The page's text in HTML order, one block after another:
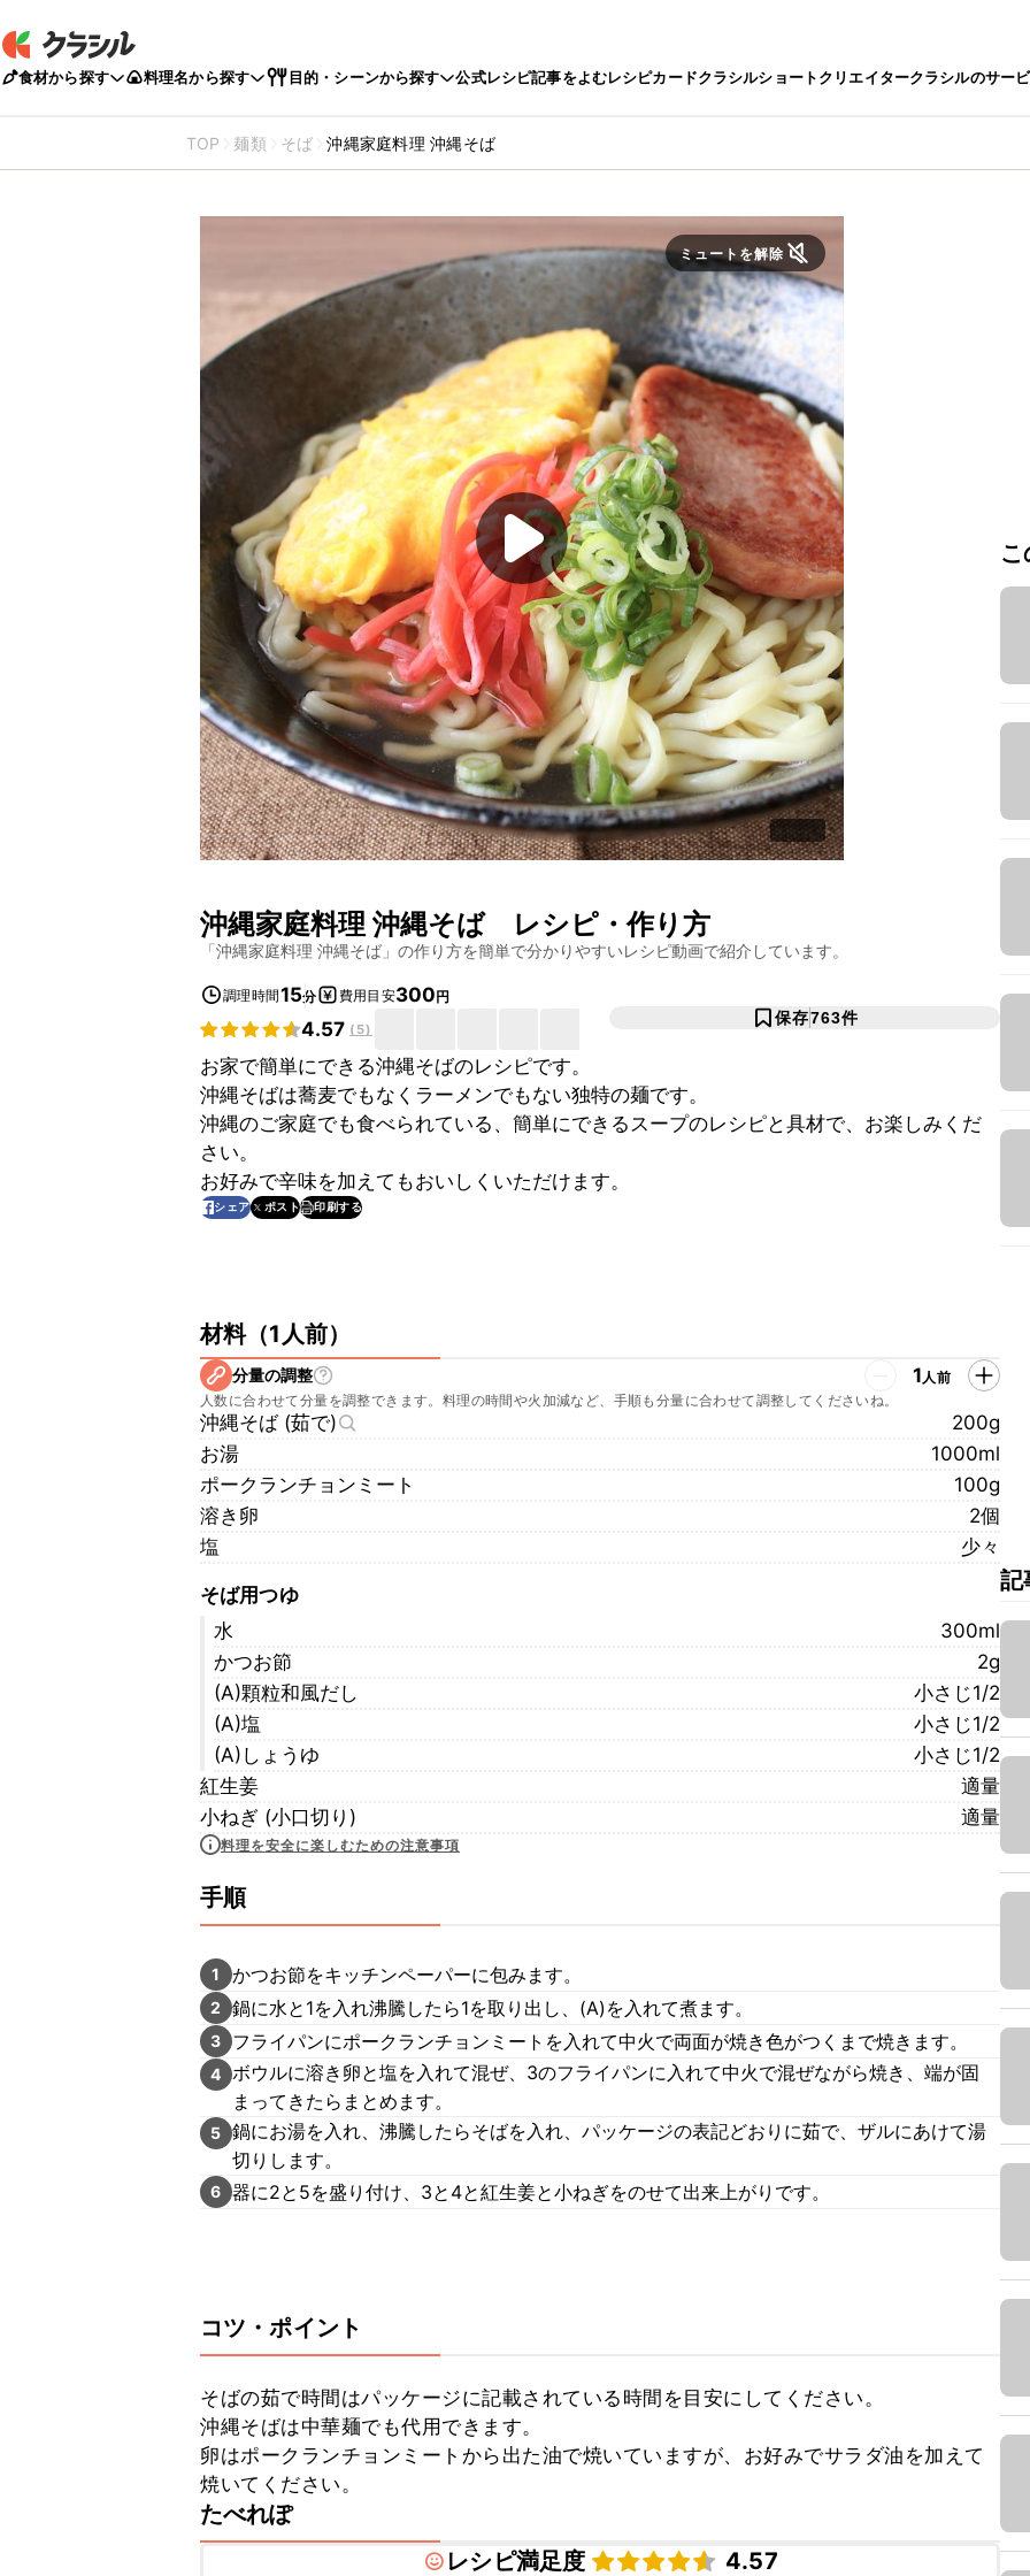
食材から探す 料理名から探す 目的・シーンから探す 公式レシピ記事をよむレシピカードクラシルショートクリエイタークラシルのサー
TOP 麺類 そば 沖縄家庭料理 沖縄そば
ミュートを解除
沖縄家庭料理 沖縄そばレシピ・作り方
「沖縄家庭料理 沖縄そば 」の作り方を簡単で分かりやすいレシピ動画で紹介しています。
調理時間15分 費用目安300円
4.57 ( 5)
保存763件
お家で簡単にできる沖縄そばのレシピです。
沖縄そばは蕎麦でもなくラーメンでもない独特の麺です。
沖縄のご家庭でも食べられている、簡単にできるスープのレシピと具材で、お楽しみくだ
さい。
お好みで辛味を加えてもおいしくいただけます。
シェア ポスト 印刷する
材料（1人前）
分量の調整 1人前
人数に合わせて分量を調整できます。料理の時間や火加減など、手順も分量に合わせて調整してくださいね。
沖縄そば (茹で)
200g
お湯
1000ml
ポークランチョンミート
100g
溶き卵
2個
塩
少々
そば用つゆ
水
300ml
かつお節
2g
(A)顆粒和風だし
小さじ1/2
(A)塩
小さじ1/2
(A)しょうゆ
小さじ1/2
紅生姜
適量
小ねぎ (小口切り)
適量
料理を安全に楽しむための注意事項
手順
1 かつお節をキッチンペーパーに包みます。
2 鍋に水と1を入れ沸騰したら1を取り出し、(A)を入れて煮ます。
3 フライパンにポークランチョンミートを入れて中火で両面が焼き色がつくまで焼きます。
4 ボウルに溶き卵と塩を入れて混ぜ、3のフライパンに入れて中火で混ぜながら焼き、端が固
まってきたらまとめます。
5 鍋にお湯を入れ、沸騰したらそばを入れ、パッケージの表記どおりに茹で、ザルにあけて湯
切りします。
6 器に2と5を盛り付け、3と4と紅生姜と小ねぎをのせて出来上がりです。
コツ・ポイント
そばの茹で時間はパッケージに記載されている時間を目安にしてください。
沖縄そばは中華麺でも代用できます。
卵はポークランチョンミートから出た油で焼いていますが、お好みでサラダ油を加えて
焼いてください。
たべれぽ
レシピ満足度
4.57
記